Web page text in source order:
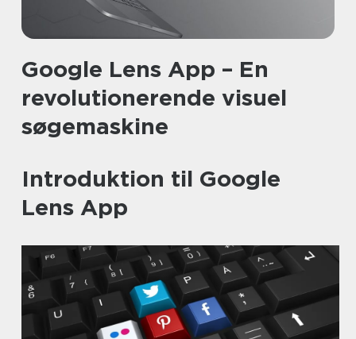
Google Lens App – En
revolutionerende visuel
søgemaskine
Introduktion til Google
Lens App